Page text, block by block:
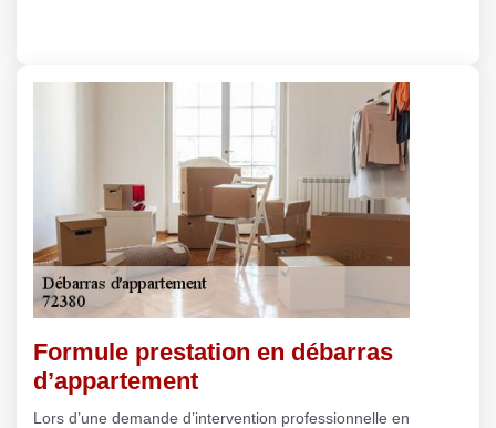
Formule prestation en débarras
d’appartement
Lors d’une demande d’intervention professionnelle en